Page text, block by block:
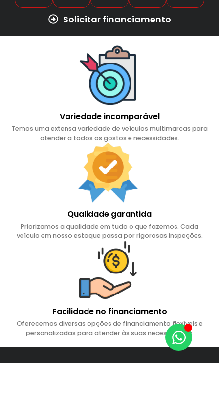
Solicitar financiamento
Variedade incomparável
Temos uma extensa variedade de veículos multimarcas para
atender a todos os gostos e necessidades.
Qualidade garantida
Priorizamos a qualidade em tudo o que fazemos. Cada
veículo em nosso estoque passa por rigorosas inspeções.
Facilidade no financiamento
Oferecemos diversas opções de financiamento flexíveis e
personalizadas para atender às suas necessidades.
Nosso blog